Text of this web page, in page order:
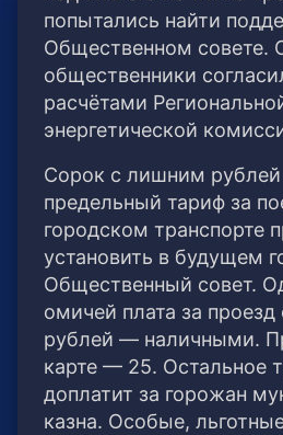
попытались найти
Общественном совете.
общественники
расчётами
энергетической
Сорок с лишним
предельный тариф за
городском транспорте
установить в будущем
Общественный совет.
омичей плата за проезд
рублей — наличными.
карте — 25. Остальное
доплатит за горожан
казна. Особые,